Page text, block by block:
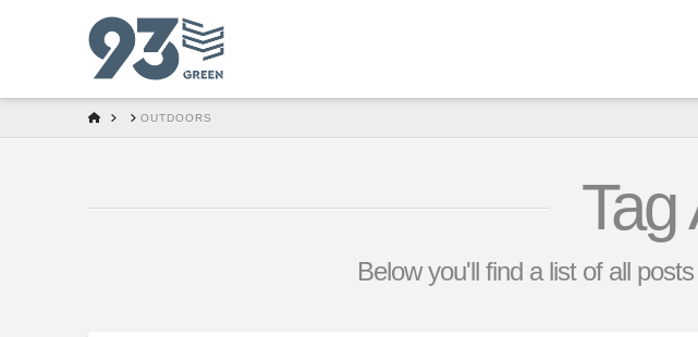
HOME OUTDOORS
Tag
Below you'll find a list of all